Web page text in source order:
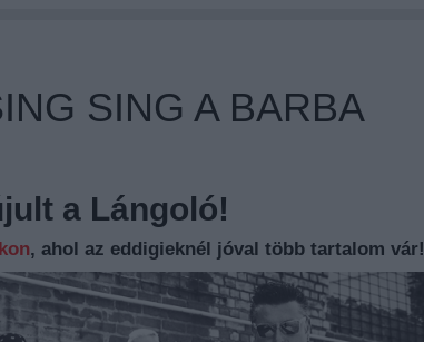
SING A BARBA
a Lángoló!
, ahol az eddigieknél jóval több tartalom vár!